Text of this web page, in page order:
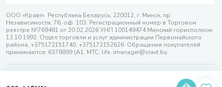
ООО «Кравт». Республика Беларусь, 220012, г. Минск, пр.
Независимости, 76, оф. 103. Регистрационный номер в Торговом
реестре №769481 от 20.02.2026 УНП 100149474 Минский горисполком,
13.10.1992. Отдел торговли и услуг администрации Первомайского
района, +375172151740; +375172152626. Обращения покупателей
принимаются: 6378899 (А1, МТС, life, imanager@cravt.by.